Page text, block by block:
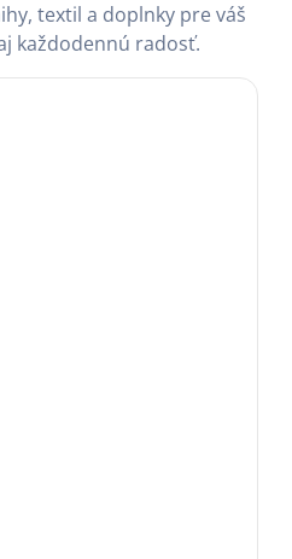
textil a doplnky pre váš
každodennú radosť.